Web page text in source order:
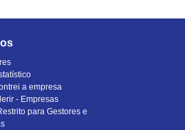
a empresa
- Empresas
para Gestores e